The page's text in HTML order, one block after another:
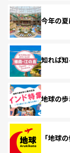
今年の夏
知れば
地球の
「地球